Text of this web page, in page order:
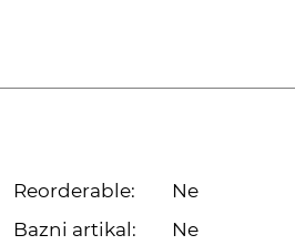
Reorderable:
Ne
Bazni artikal:
Ne